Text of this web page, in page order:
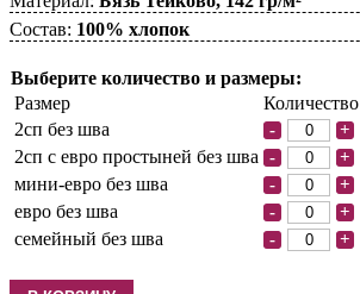
Состав: 100% хлопок
Выберите количество и размеры:
Размер
Количество
2сп без шва
- +
2сп с евро простыней без шва
- +
мини-евро без шва
- +
евро без шва
- +
семейный без шва
- +